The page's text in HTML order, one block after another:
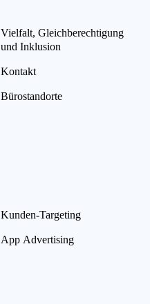
Vielfalt, Gleichberechtigung
und Inklusion
Kontakt
Bürostandorte
Kunden-Targeting
App Advertising